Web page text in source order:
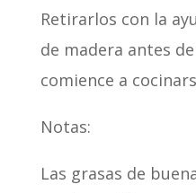
Retirarlos con la
de madera antes
comience a
Notas:
Las grasas de